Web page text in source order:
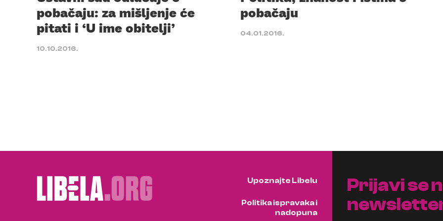
pobačaju: za mišljenje će
pitati i ‘U ime obitelji’
10.10.2016.
pobačaju
04.01.2016.
Upoznajte Libelu
Politika ispravaka i
nadopuna
Prijavi se